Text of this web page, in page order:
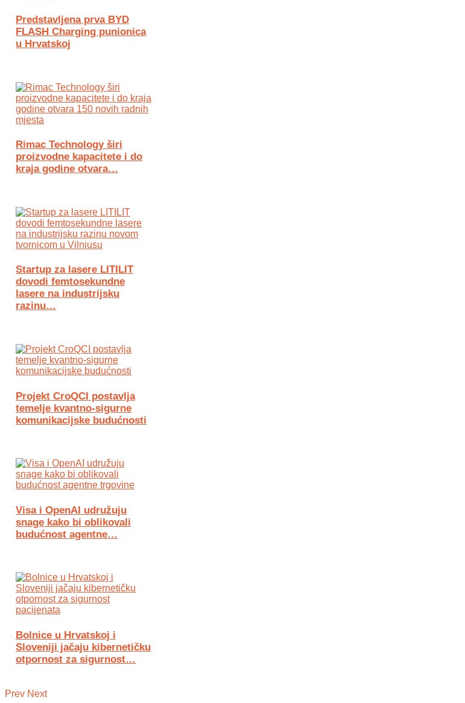
Predstavljena prva BYD
FLASH Charging punionica
u Hrvatskoj
Rimac Technology širi
proizvodne kapacitete i do
kraja godine otvara…
Startup za lasere LITILIT
dovodi femtosekundne
lasere na industrijsku
razinu…
Projekt CroQCI postavlja
temelje kvantno-sigurne
komunikacijske budućnosti
Visa i OpenAI udružuju
snage kako bi oblikovali
budućnost agentne…
Bolnice u Hrvatskoj i
Sloveniji jačaju kibernetičku
otpornost za sigurnost…
Prev Next